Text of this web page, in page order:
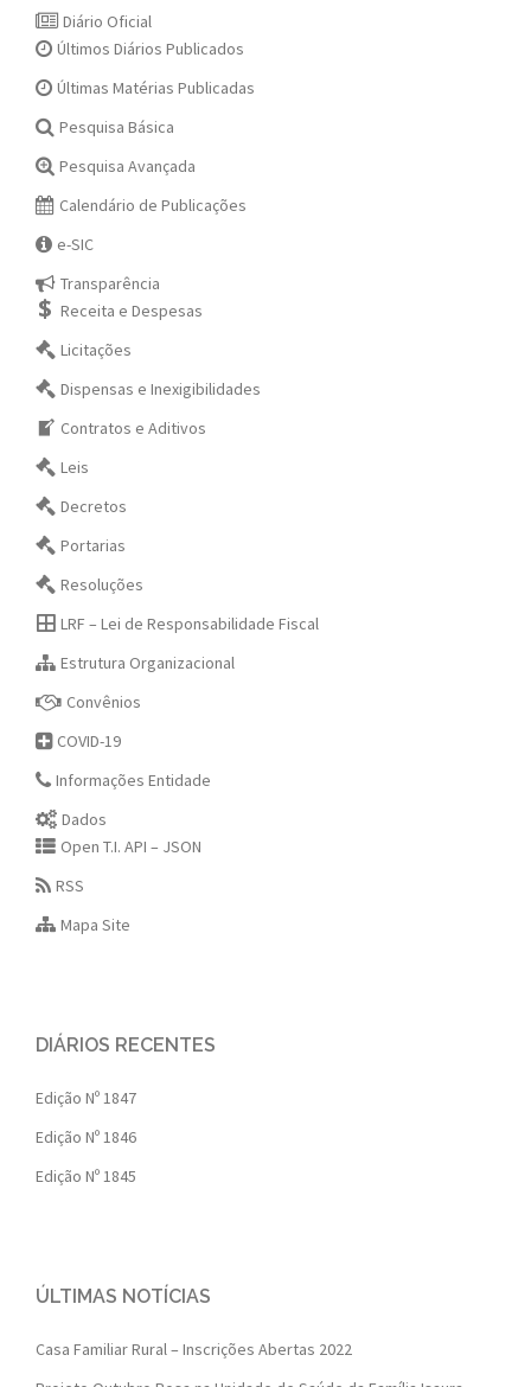
Diário Oficial
Últimos Diários Publicados
Últimas Matérias Publicadas
Pesquisa Básica
Pesquisa Avançada
Calendário de Publicações
e-SIC
Transparência
Receita e Despesas
Licitações
Dispensas e Inexigibilidades
Contratos e Aditivos
Leis
Decretos
Portarias
Resoluções
LRF – Lei de Responsabilidade Fiscal
Estrutura Organizacional
Convênios
COVID-19
Informações Entidade
Dados
Open T.I. API – JSON
RSS
Mapa Site
DIÁRIOS RECENTES
Edição Nº 1847
Edição Nº 1846
Edição Nº 1845
ÚLTIMAS NOTÍCIAS
Casa Familiar Rural – Inscrições Abertas 2022